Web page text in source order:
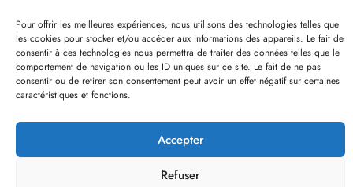
Pour offrir les meilleures expériences, nous utilisons des technologies telles que
les cookies pour stocker et/ou accéder aux informations des appareils. Le fait de
consentir à ces technologies nous permettra de traiter des données telles que le
comportement de navigation ou les ID uniques sur ce site. Le fait de ne pas
consentir ou de retirer son consentement peut avoir un effet négatif sur certaines
caractéristiques et fonctions.
Accepter
Refuser
Nous contacter
Adresse : 131 rue du Faubourg Saint Honoré, 75008, Paris
Téléphone : 01.53.75.23.94
contact@institut-massag.fr
© CopyrightMassaG & AestheticAll rights reserved 2022 -
By Digital Comm